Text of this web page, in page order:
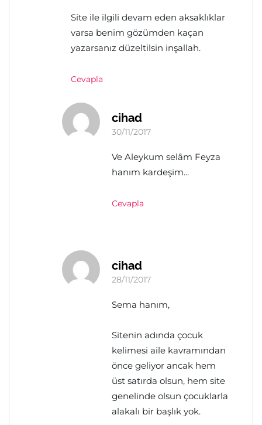
Site ile ilgili devam eden aksaklıklar
varsa benim gözümden kaçan
yazarsanız düzeltilsin inşallah.
Cevapla
cihad
30/11/2017
Ve Aleykum selâm Feyza
hanım kardeşim...
Cevapla
cihad
28/11/2017
Sema hanım,
Sitenin adında çocuk
kelimesi aile kavramından
önce geliyor ancak hem
üst satırda olsun, hem site
genelinde olsun çocuklarla
alakalı bir başlık yok.